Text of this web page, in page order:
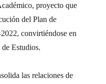
proyecto que
del Plan de
convirtiéndose en
Estudios.
las relaciones de